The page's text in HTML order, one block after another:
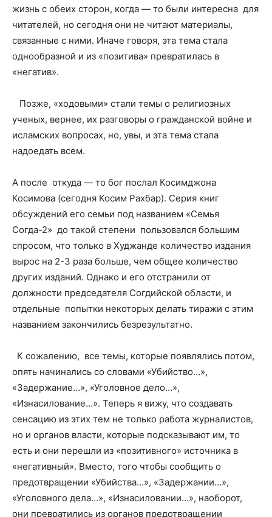
жизнь с обеих сторон, когда — то были интересна для
читателей, но сегодня они не читают материалы,
связанные с ними. Иначе говоря, эта тема стала
однообразной и из «позитива» превратилась в
«негатив».
Позже, «ходовыми» стали темы о религиозных
ученых, вернее, их разговоры о гражданской войне и
исламских вопросах, но, увы, и эта тема стала
надоедать всем.
А после откуда — то бог послал Косимджона
Косимова (сегодня Косим Рахбар). Серия книг
обсуждений его семьи под названием «Семья
Согда-2» до такой степени пользовался большим
спросом, что только в Худжанде количество издания
вырос на 2-3 раза больше, чем общее количество
других изданий. Однако и его отстранили от
должности председателя Согдийской области, и
отдельные попытки некоторых делать тиражи с этим
названием закончились безрезультатно.
К сожалению, все темы, которые появлялись потом,
опять начинались со словами «Убийство…»,
«Задержание…», «Уголовное дело…»,
«Изнасилование…». Теперь я вижу, что создавать
сенсацию из этих тем не только работа журналистов,
но и органов власти, которые подсказывают им, то
есть и они перешли из «позитивного» источника в
«негативный». Вместо, того чтобы сообщить о
предотвращении «Убийства…», «Задержании…»,
«Уголовного дела…», «Изнасиловании…», наоборот,
они превратились из органов предотвращении